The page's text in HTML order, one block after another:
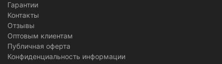
Гарантии
Контакты
Отзывы
Оптовым клиентам
Публичная оферта
Конфиденциальность информации